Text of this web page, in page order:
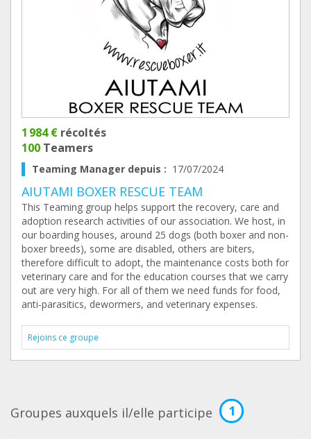
1 984 € récoltés
100 Teamers
Teaming Manager depuis : 17/07/2024
AIUTAMI BOXER RESCUE TEAM
This Teaming group helps support the recovery, care and
adoption research activities of our association. We host, in
our boarding houses, around 25 dogs (both boxer and non-
boxer breeds), some are disabled, others are biters,
therefore difficult to adopt, the maintenance costs both for
veterinary care and for the education courses that we carry
out are very high. For all of them we need funds for food,
anti-parasitics, dewormers, and veterinary expenses.
Rejoins ce groupe
Groupes auxquels il/elle participe 1